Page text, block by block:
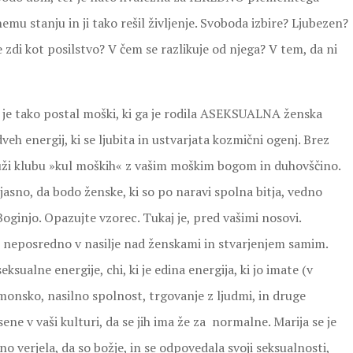
stanju in ji tako rešil življenje. Svoboda izbire? Ljubezen?
kot posilstvo? V čem se razlikuje od njega? V tem, da ni
tako postal moški, ki ga je rodila ASEKSUALNA ženska
energij, ki se ljubita in ustvarjata kozmični ogenj. Brez
klubu »kul moških« z vašim moškim bogom in duhovščino.
da bodo ženske, ki so po naravi spolna bitja, vedno
Opazujte vzorec. Tukaj je, pred vašimi nosovi.
v nasilje nad ženskami in stvarjenjem samim.
energije, chi, ki je edina energija, ki jo imate (v
nasilno spolnost, trgovanje z ljudmi, in druge
v vaši kulturi, da se jih ima že za normalne. Marija se je
verjela, da so božje, in se odpovedala svoji seksualnosti,